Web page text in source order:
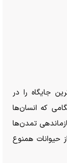
جایگاه را در
که انسان‌ها
تمدن‌ها
حیوانات همنوع